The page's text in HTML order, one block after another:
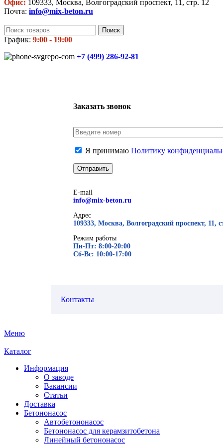
Офис: 109333, Москва, Волгоградский проспект, 11, стр. 12
Почта: info@mix-beton.ru
Поиск
График: 9:00 - 19:00
+7 (499) 286-92-81
Заказать звонок
Я принимаю Политику
E-mail
info@mix-beton.ru
Адрес
109333, Москва, Волгоградский проспект, 11,
Режим работы
Пн-Пт: 8:00-20:00
Сб-Вс: 10:00-17:00
Контакты
Меню
Каталог
Информация
О заводе
Вакансии
Статьи
Доставка
Бетононасос
Автобетононасос
Бетононасос для керамзитобетона
Линейный бетононасос